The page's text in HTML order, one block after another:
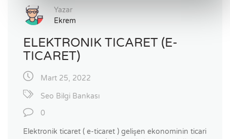
Yazar
Ekrem
ELEKTRONIK TICARET (E-
TICARET)
Mart 25, 2022
Seo Bilgi Bankası
0
Elektronik ticaret ( e-ticaret ) gelişen ekonominin ticari